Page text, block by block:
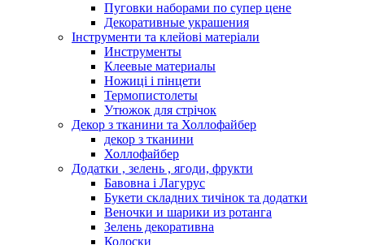
Пуговки наборами по супер цене
Декоративные украшения
Інструменти та клейові матеріали
Инструменты
Клеевые материалы
Ножиці і пінцети
Термопистолеты
Утюжок для стрічок
Декор з тканини та Холлофайбер
декор з тканини
Холлофайбер
Додатки , зелень , ягоди, фрукти
Бавовна і Лагурус
Букети складних тичінок та додатки
Веночки и шарики из ротанга
Зелень декоративна
Колоски